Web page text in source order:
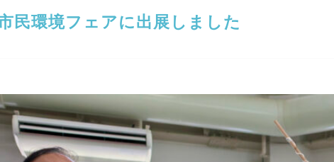
民環境フェアに出展しました